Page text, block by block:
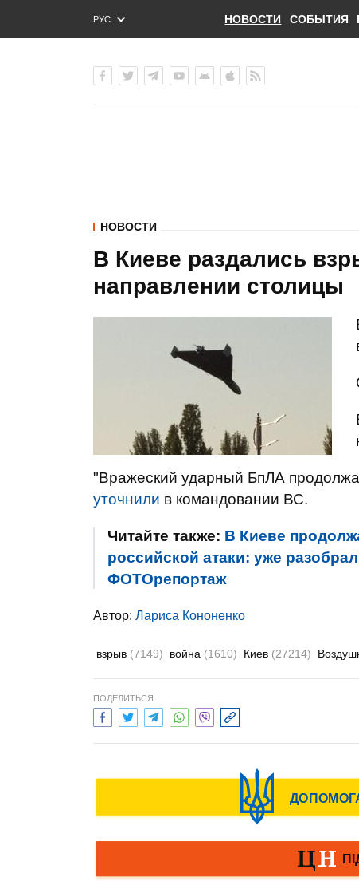
РУС
ENG
НОВОСТИ СОБЫТИЯ
НОВОСТИ
В Киеве раздались
направлении столицы
"Вражеский ударный БпЛА
уточнили в командовании ВС.
Читайте также: В Киеве
российской атаки: уже
ФОТОрепортаж
Автор: Лариса Кононенко
взрыв (7149) война (1610) Киев (27214)
ПОДЕЛИТЬСЯ: